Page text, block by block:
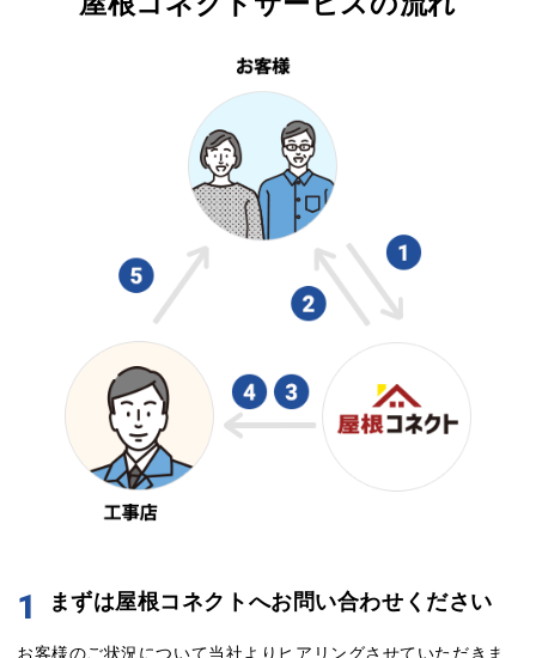
1 まずは屋根コネクトへお問い合わせください
お客様のご状況について当社よりヒアリングさせていただきま